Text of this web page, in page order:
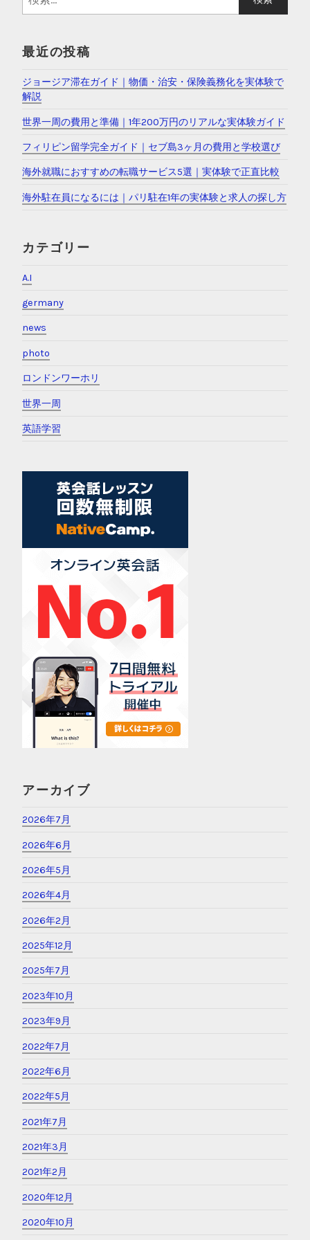
索
最近の投稿
ジョージア滞在ガイド｜物価・治安・保険義務化を実体験で
解説
世界一周の費用と準備｜1年200万円のリアルな実体験ガイド
フィリピン留学完全ガイド｜セブ島3ヶ月の費用と学校選び
海外就職におすすめの転職サービス5選｜実体験で正直比較
海外駐在員になるには｜パリ駐在1年の実体験と求人の探し方
カテゴリー
A.I
germany
news
photo
ロンドンワーホリ
世界一周
英語学習
アーカイブ
2026年7月
2026年6月
2026年5月
2026年4月
2026年2月
2025年12月
2025年7月
2023年10月
2023年9月
2022年7月
2022年6月
2022年5月
2021年7月
2021年3月
2021年2月
2020年12月
2020年10月